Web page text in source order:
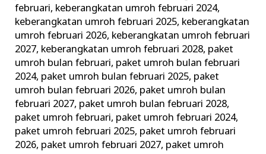
februari, keberangkatan umroh februari 2024,
keberangkatan umroh februari 2025, keberangkatan
umroh februari 2026, keberangkatan umroh februari
2027, keberangkatan umroh februari 2028, paket
umroh bulan februari, paket umroh bulan februari
2024, paket umroh bulan februari 2025, paket
umroh bulan februari 2026, paket umroh bulan
februari 2027, paket umroh bulan februari 2028,
paket umroh februari, paket umroh februari 2024,
paket umroh februari 2025, paket umroh februari
2026, paket umroh februari 2027, paket umroh